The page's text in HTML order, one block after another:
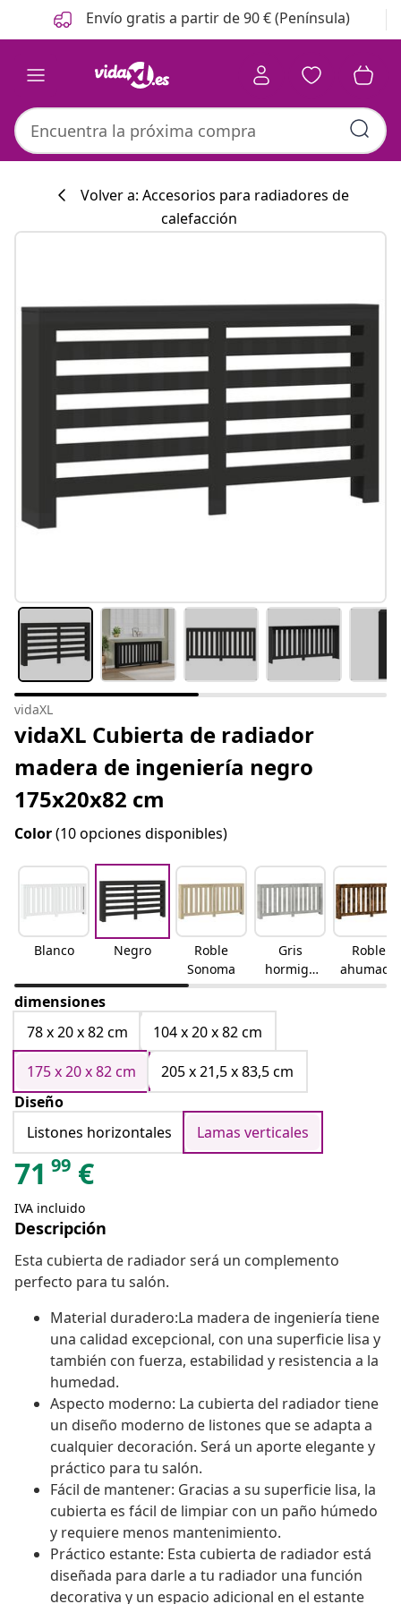
Anterior
Siguiente Envío gratis a partir de 90 € (Península)
#sharemevidaxl
Volver a: Accesorios para radiadores de
calefacción
vidaXL
vidaXL Cubierta de radiador
madera de ingeniería negro
175x20x82 cm
Color(10 opciones disponibles)
Blanco Negro
Roble
Sonoma
Gris
hormigó
n
Roble
ahumado
dimensiones
78 x 20 x 82 cm
104 x 20 x 82 cm
175 x 20 x 82 cm
205 x 21,5 x 83,5 cm
Diseño
Listones horizontales
Lamas verticales
71 99 €
IVA incluido
Descripción
Esta cubierta de radiador será un complemento
perfecto para tu salón.
Material duradero:La madera de ingeniería tiene
una calidad excepcional, con una superficie lisa y
también con fuerza, estabilidad y resistencia a la
humedad.
Aspecto moderno: La cubierta del radiador tiene
un diseño moderno de listones que se adapta a
cualquier decoración. Será un aporte elegante y
práctico para tu salón.
Fácil de mantener: Gracias a su superficie lisa, la
cubierta es fácil de limpiar con un paño húmedo
y requiere menos mantenimiento.
Práctico estante: Esta cubierta de radiador está
diseñada para darle a tu radiador una función
decorativa y un espacio adicional en el estante